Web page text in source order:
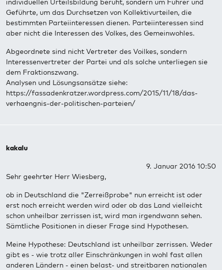
individuellen Urteilsbildung beruht, sondern um Führer und
Geführte, um das Durchsetzen von Kollektivurteilen, die
bestimmten Parteiinteressen dienen. Parteiinteressen sind
aber nicht die Interessen des Volkes, des Gemeinwohles.
Abgeordnete sind nicht Vertreter des Voilkes, sondern
Interessenvertreter der Partei und als solche unterliegen sie
dem Fraktionszwang.
Analysen und Lösungsansätze siehe:
https://fassadenkratzer.wordpress.com/2015/11/18/das-
verhaengnis-der-politischen-parteien/
kakalu
9. Januar 2016 10:50
Sehr geehrter Herr Wiesberg,
ob in Deutschland die "Zerreißprobe" nun erreicht ist oder
erst noch erreicht werden wird oder ob das Land vielleicht
schon unheilbar zerrissen ist, wird man irgendwann sehen.
Sämtliche Positionen in dieser Frage sind Hypothesen.
Meine Hypothese: Deutschland ist unheilbar zerrissen. Weder
gibt es - wie trotz aller Einschränkungen in wohl fast allen
anderen Ländern - einen belast- und streitbaren nationalen